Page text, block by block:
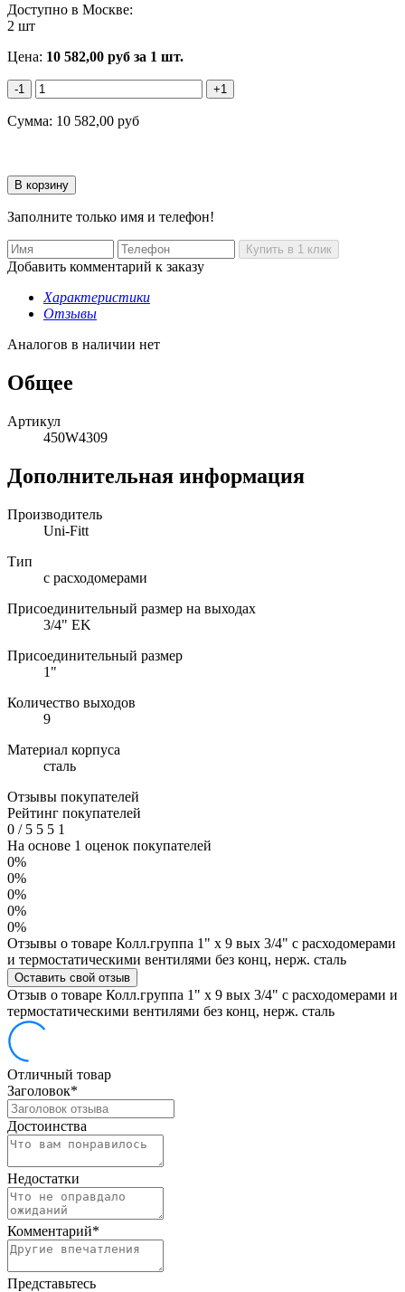
Доступно в Москве:
2 шт
Цена: 10 582,00 руб за 1 шт.
-1 +1
Сумма: 10 582,00 руб
Заполните только имя и телефон!
Добавить комментарий к заказу
Характеристики
Отзывы
Аналогов в наличии нет
Общее
Артикул
450W4309
Дополнительная информация
Производитель
Uni-Fitt
Тип
с расходомерами
Присоединительный размер на выходах
3/4" EK
Присоединительный размер
1"
Количество выходов
9
Материал корпуса
сталь
Отзывы покупателей
Рейтинг покупателей
0 /5 5 5 1
На основе 1 оценок покупателей
0%
0%
0%
0%
0%
Отзывы о товаре Колл.группа 1" х 9 вых 3/4" с расходомерами
и термостатическими вентилями без конц, нерж. сталь
Оставить свой отзыв
Отзыв о товаре Колл.группа 1" х 9 вых 3/4" с расходомерами и
термостатическими вентилями без конц, нерж. сталь
Отличный товар
Заголовок*
Достоинства
Недостатки
Комментарий*
Представьтесь